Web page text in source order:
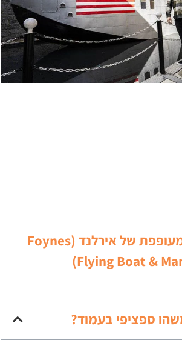
מוזיאון הסירה המעופפת של אירלנד (Foynes
Flying Boat &
ספציפי בעמוד?